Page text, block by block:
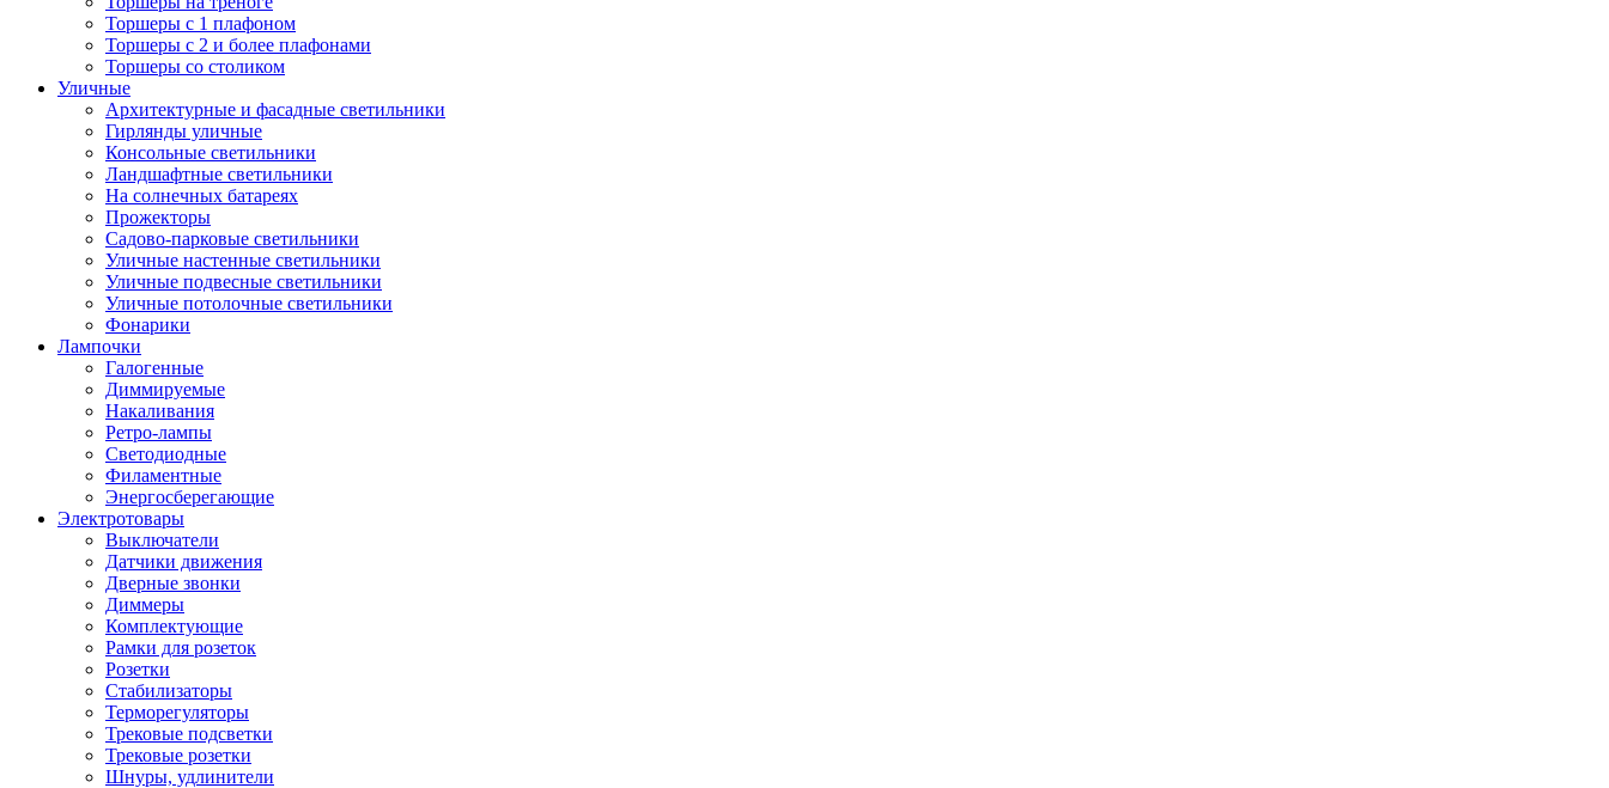
Торшеры с 1 плафоном
Торшеры с 2 и более плафонами
Торшеры со столиком
Уличные
Архитектурные и фасадные светильники
Гирлянды уличные
Консольные светильники
Ландшафтные светильники
На солнечных батареях
Прожекторы
Садово-парковые светильники
Уличные настенные светильники
Уличные подвесные светильники
Уличные потолочные светильники
Фонарики
Лампочки
Галогенные
Диммируемые
Накаливания
Ретро-лампы
Светодиодные
Филаментные
Энергосберегающие
Электротовары
Выключатели
Датчики движения
Дверные звонки
Диммеры
Комплектующие
Рамки для розеток
Розетки
Стабилизаторы
Терморегуляторы
Трековые подсветки
Трековые розетки
Шнуры, удлинители